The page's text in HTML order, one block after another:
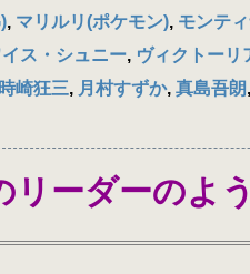
, マリルリ(ポケモン), モンテ
イス・シュニー, ヴィクトーリ
時崎狂三, 月村すずか, 真島吾朗,
リーダーのよ